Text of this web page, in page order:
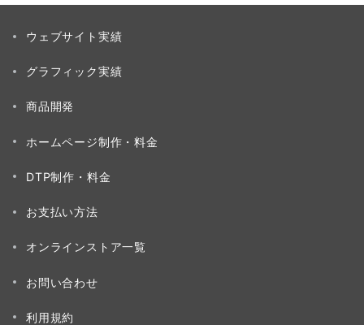
ウェブサイト実績
グラフィック実績
商品開発
ホームページ制作・料金
DTP制作・料金
お支払い方法
オンラインストア一覧
お問い合わせ
利用規約